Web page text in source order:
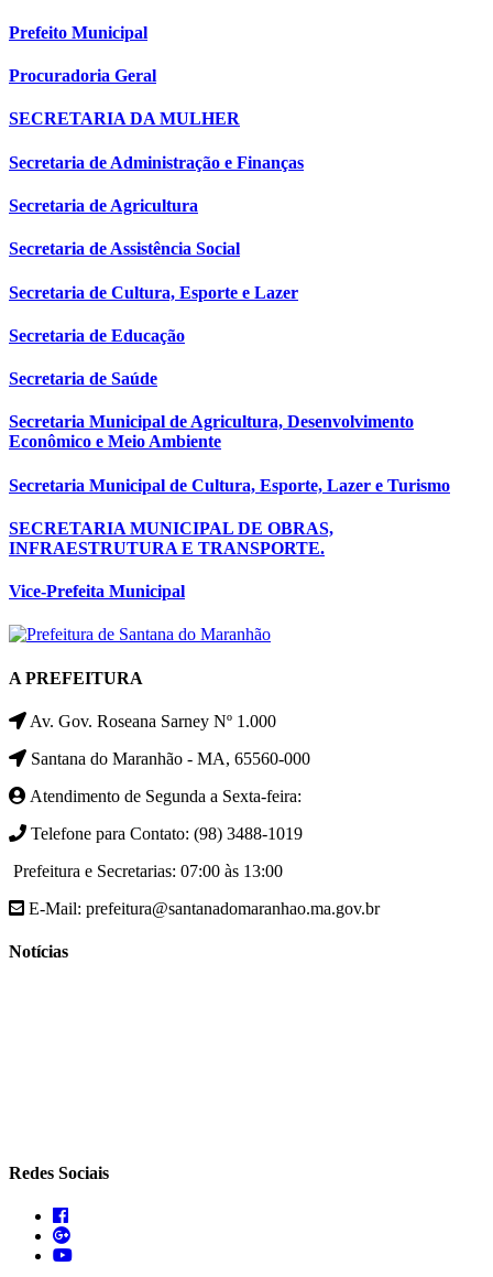
Prefeito Municipal
Procuradoria Geral
SECRETARIA DA MULHER
Secretaria de Administração e Finanças
Secretaria de Agricultura
Secretaria de Assistência Social
Secretaria de Cultura, Esporte e Lazer
Secretaria de Educação
Secretaria de Saúde
Secretaria Municipal de Agricultura, Desenvolvimento
Econômico e Meio Ambiente
Secretaria Municipal de Cultura, Esporte, Lazer e Turismo
SECRETARIA MUNICIPAL DE OBRAS,
INFRAESTRUTURA E TRANSPORTE.
Vice-Prefeita Municipal
A PREFEITURA
Av. Gov. Roseana Sarney Nº 1.000
Santana do Maranhão - MA, 65560-000
Atendimento de Segunda a Sexta-feira:
Telefone para Contato: (98) 3488-1019
Prefeitura e Secretarias: 07:00 às 13:00
E-Mail: prefeitura@santanadomaranhao.ma.gov.br
Notícias
Redes Sociais